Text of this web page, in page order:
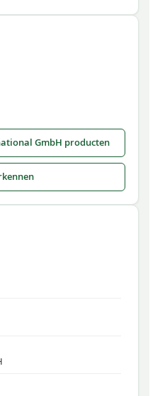
GmbH producten